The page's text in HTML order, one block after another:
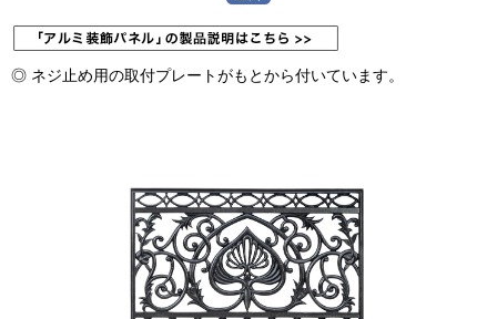
◎ ネジ止め用の取付プレートがもとから付いています。